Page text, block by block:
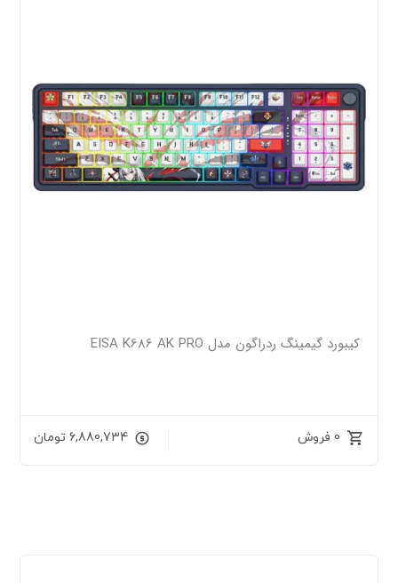
کیبورد گیمینگ ردراگون مدل EISA K686 AK PRO
0 فروش 6,880,734 تومان